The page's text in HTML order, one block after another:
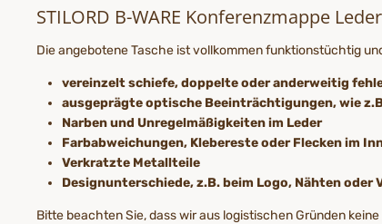
STILORD B-WARE Konferenzmappe Leder
Die angebotene Tasche ist vollkommen funktionstüchtig
vereinzelt schiefe, doppelte oder anderweitig
ausgeprägte optische Beeinträchtigungen, wie
Narben und Unregelmäßigkeiten im Leder
Farbabweichungen, Klebereste oder Flecken im
Verkratzte Metallteile
Designunterschiede, z.B. beim Logo, Nähten oder
Bitte beachten Sie, dass wir aus logistischen Gründen